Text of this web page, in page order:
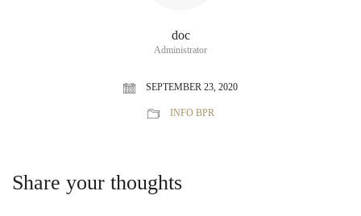
doc
Administrator
SEPTEMBER 23, 2020
INFO BPR
Share your thoughts